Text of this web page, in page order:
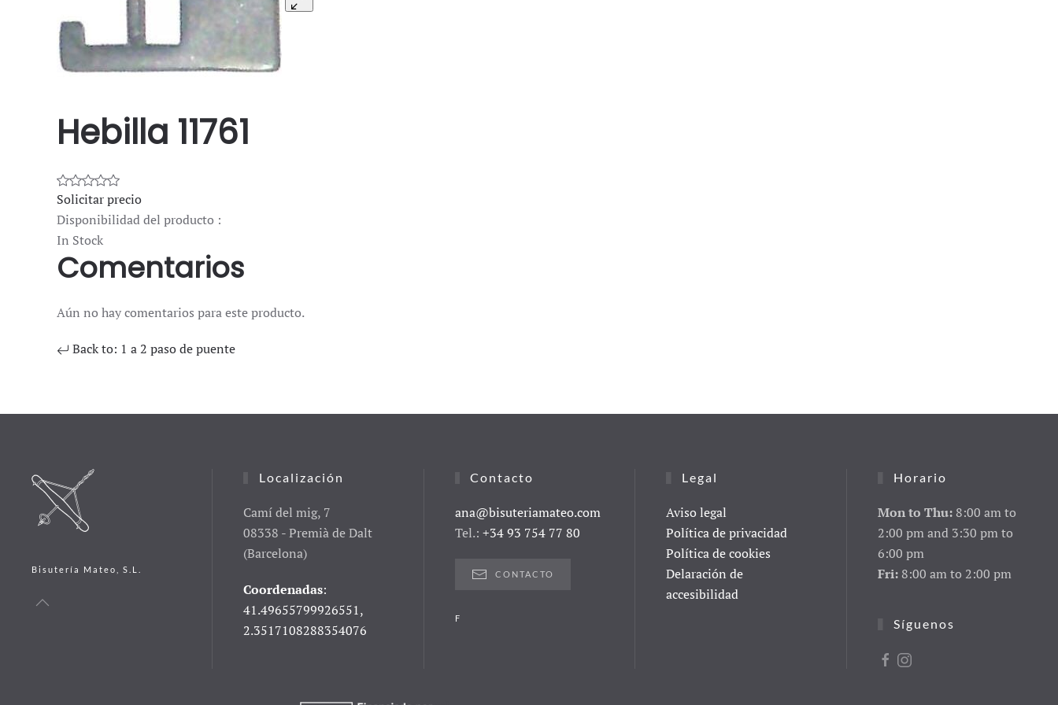
Hebilla 11761
Solicitar precio
Disponibilidad del producto :
In Stock
Comentarios
Aún no hay comentarios para este producto.
Back to: 1 a 2 paso de puente
Bisutería Mateo, S.L.
Localización
Camí del mig, 7
08338 - Premià de Dalt
(Barcelona)
Coordenadas:
41.49655799926551,
2.3517108288354076
Contacto
ana@bisuteriamateo.com
Tel.: +34 93 754 77 80
CONTACTO
F
Legal
Aviso legal
Política de privacidad
Política de cookies
Delaración de
accesibilidad
Horario
Mon to Thu: 8:00 am to
2:00 pm and 3:30 pm to
6:00 pm
Fri: 8:00 am to 2:00 pm
Síguenos